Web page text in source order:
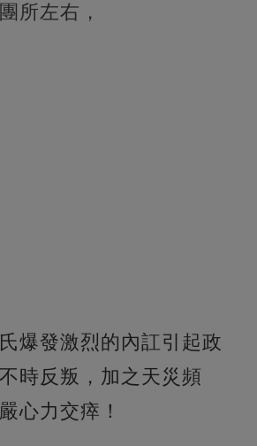
所左右，
爆發激烈的內訌引起政
時反叛，加之天災頻
心力交瘁！